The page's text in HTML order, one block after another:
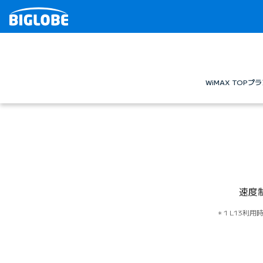
WiMAX TOPプ
速度
1 L13利用